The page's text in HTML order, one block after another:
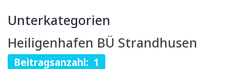
Unterkategorien
Heiligenhafen BÜ Strandhusen
Beitragsanzahl: 1